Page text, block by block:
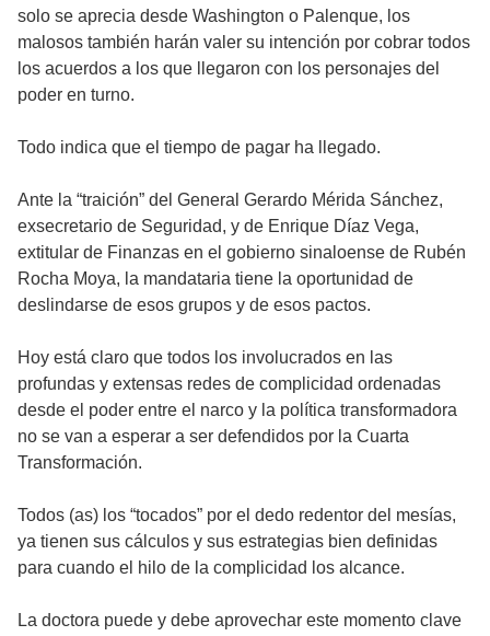
solo se aprecia desde Washington o Palenque, los
malosos también harán valer su intención por cobrar todos
los acuerdos a los que llegaron con los personajes del
poder en turno.
Todo indica que el tiempo de pagar ha llegado.
Ante la “traición” del General Gerardo Mérida Sánchez,
exsecretario de Seguridad, y de Enrique Díaz Vega,
extitular de Finanzas en el gobierno sinaloense de Rubén
Rocha Moya, la mandataria tiene la oportunidad de
deslindarse de esos grupos y de esos pactos.
Hoy está claro que todos los involucrados en las
profundas y extensas redes de complicidad ordenadas
desde el poder entre el narco y la política transformadora
no se van a esperar a ser defendidos por la Cuarta
Transformación.
Todos (as) los “tocados” por el dedo redentor del mesías,
ya tienen sus cálculos y sus estrategias bien definidas
para cuando el hilo de la complicidad los alcance.
La doctora puede y debe aprovechar este momento clave